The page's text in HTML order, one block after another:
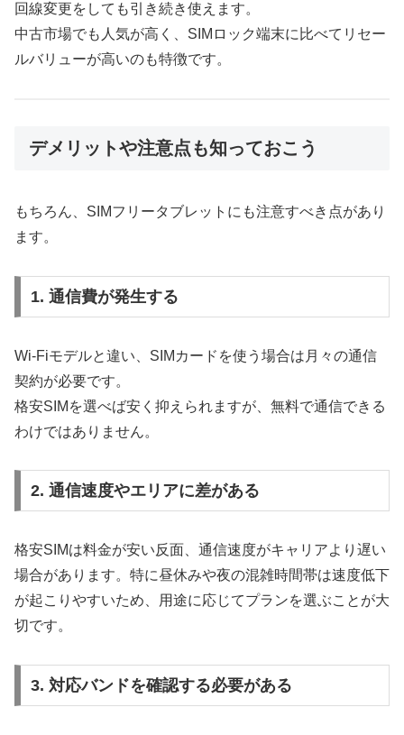
回線変更をしても引き続き使えます。
中古市場でも人気が高く、SIMロック端末に比べてリセー
ルバリューが高いのも特徴です。
デメリットや注意点も知っておこう
もちろん、SIMフリータブレットにも注意すべき点があり
ます。
1. 通信費が発生する
Wi-Fiモデルと違い、SIMカードを使う場合は月々の通信
契約が必要です。
格安SIMを選べば安く抑えられますが、無料で通信できる
わけではありません。
2. 通信速度やエリアに差がある
格安SIMは料金が安い反面、通信速度がキャリアより遅い
場合があります。特に昼休みや夜の混雑時間帯は速度低下
が起こりやすいため、用途に応じてプランを選ぶことが大
切です。
3. 対応バンドを確認する必要がある